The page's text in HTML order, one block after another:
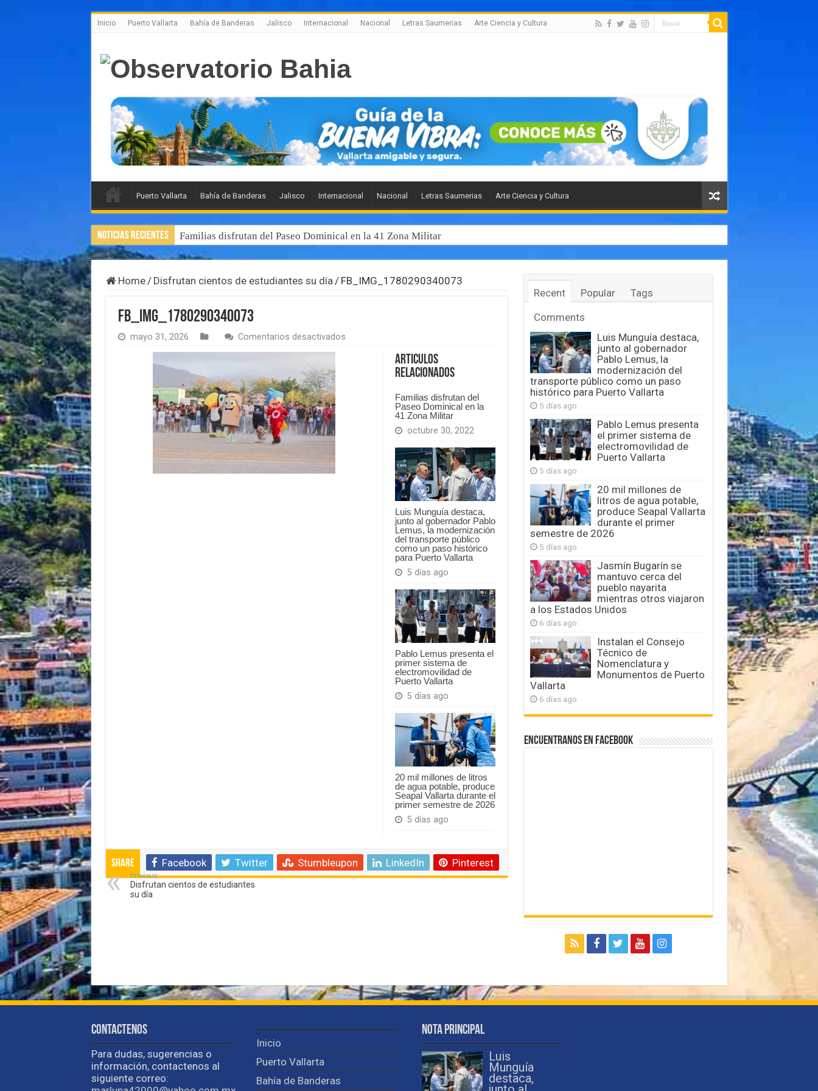
Inicio Puerto Vallarta Bahía de Banderas Jalisco Internacional Nacional Letras Saumerias Arte Ciencia y Cultura
Puerto Vallarta Bahía de Banderas Jalisco Internacional Nacional Letras Saumerias Arte Ciencia y Cultura
Noticias Recientes Familias disfrutan del Paseo Dominical en la 41 Zona Militar
Home/ Disfrutan cientos de estudiantes su día/ FB_IMG_1780290340073
FB_IMG_1780290340073
mayo 31, 2026 Comentarios desactivadosen
Articulos
Relacionados
Familias disfrutan del
Paseo Dominical en la
41 Zona Militar
octubre 30, 2022
Luis Munguía destaca,
junto al gobernador Pablo
Lemus, la modernización
del transporte público
como un paso histórico
para Puerto Vallarta
5 días ago
Pablo Lemus presenta el
primer sistema de
electromovilidad de
Puerto Vallarta
5 días ago
20 mil millones de litros
de agua potable, produce
Seapal Vallarta durante el
primer semestre de 2026
5 días ago
Share Facebook Twitter Stumbleupon LinkedIn Pinterest
Previous
Disfrutan cientos de estudiantes
su día
Recent Popular
Tags
Comments
Luis Munguía destaca,
junto al gobernador
Pablo Lemus, la
modernización del
transporte público como un paso
histórico para Puerto Vallarta
5 días ago
Pablo Lemus presenta
el primer sistema de
electromovilidad de
Puerto Vallarta
5 días ago
20 mil millones de
litros de agua potable,
produce Seapal Vallarta
durante el primer
semestre de 2026
5 días ago
Jasmín Bugarín se
mantuvo cerca del
pueblo nayarita
mientras otros viajaron
a los Estados Unidos
6 días ago
Instalan el Consejo
Técnico de
Nomenclatura y
Monumentos de Puerto
Vallarta
6 días ago
Encuentranos en Facebook
Contactenos
Para dudas, sugerencias o
información, contactenos al
siguiente correo:
Inicio
Puerto Vallarta
Bahía de Banderas
Nota Principal
Luis
Munguía
destaca,